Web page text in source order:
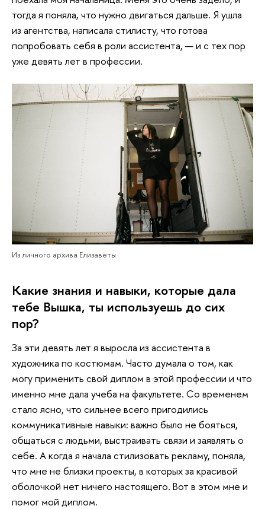
тогда я поняла, что нужно двигаться дальше. Я ушла
из агентства, написала стилисту, что готова
попробовать себя в роли ассистента, — и с тех пор
уже девять лет в профессии.
Из личного архива Елизаветы
Какие знания и навыки, которые дала
тебе Вышка, ты используешь до сих
пор?
За эти девять лет я выросла из ассистента в
художника по костюмам. Часто думала о том, как
могу применить свой диплом в этой профессии и что
именно мне дала учеба на факультете. Со временем
стало ясно, что сильнее всего пригодились
коммуникативные навыки: важно было не бояться,
общаться с людьми, выстраивать связи и заявлять о
себе. А когда я начала стилизовать рекламу, поняла,
что мне не близки проекты, в которых за красивой
оболочкой нет ничего настоящего. Вот в этом мне и
помог мой диплом.